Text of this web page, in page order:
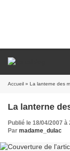
Accueil » La lanterne des
La lanterne
Publié le 18/04/2007 à
Par madame_dulac